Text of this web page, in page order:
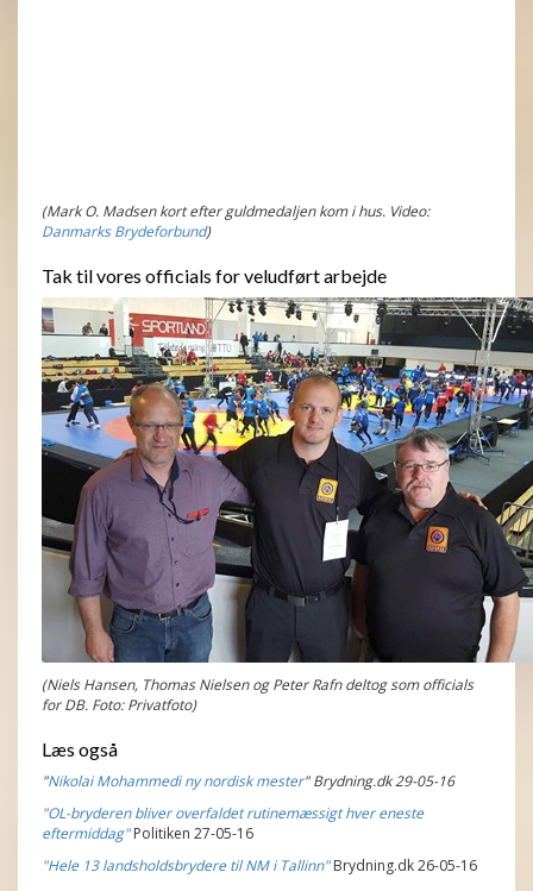
(Mark O. Madsen kort efter guldmedaljen kom i hus. Video:
Danmarks Brydeforbund)
Tak til vores officials for veludført arbejde
(Niels Hansen, Thomas Nielsen og Peter Rafn deltog som officials
for DB. Foto: Privatfoto)
Læs også
"Nikolai Mohammedi ny nordisk mester" Brydning.dk 29-05-16
"OL-bryderen bliver overfaldet rutinemæssigt hver eneste
eftermiddag"Politiken 27-05-16
"Hele 13 landsholdsbrydere til NM i Tallinn"Brydning.dk 26-05-16